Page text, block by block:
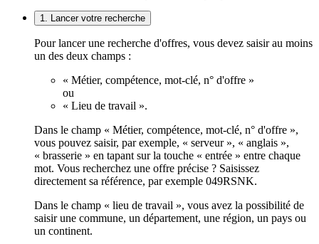
1. Lancer votre recherche
Pour lancer une recherche d'offres, vous devez saisir au moins
un des deux champs :
« Métier, compétence, mot-clé, n° d'offre »
ou
« Lieu de travail ».
Dans le champ « Métier, compétence, mot-clé, n° d'offre »,
vous pouvez saisir, par exemple, « serveur », « anglais »,
« brasserie » en tapant sur la touche « entrée » entre chaque
mot. Vous recherchez une offre précise ? Saisissez
directement sa référence, par exemple 049RSNK.
Dans le champ « lieu de travail », vous avez la possibilité de
saisir une commune, un département, une région, un pays ou
un continent.